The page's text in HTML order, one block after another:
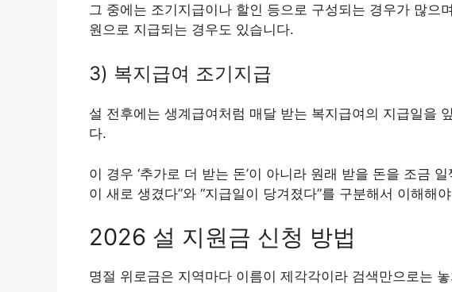
그 중에는 조기지급이나 할인 등으로 구성되는 경우가 많으
원으로 지급되는 경우도 있습니다.
3) 복지급여 조기지급
설 전후에는 생계급여처럼 매달 받는 복지급여의 지급일을
다.
이 경우 ‘추가로 더 받는 돈’이 아니라 원래 받을 돈을 조금
이 새로 생겼다”와 “지급일이 당겨졌다”를 구분해서 이해해
2026 설 지원금 신청 방법
명절 위로금은 지역마다 이름이 제각각이라 검색만으로는